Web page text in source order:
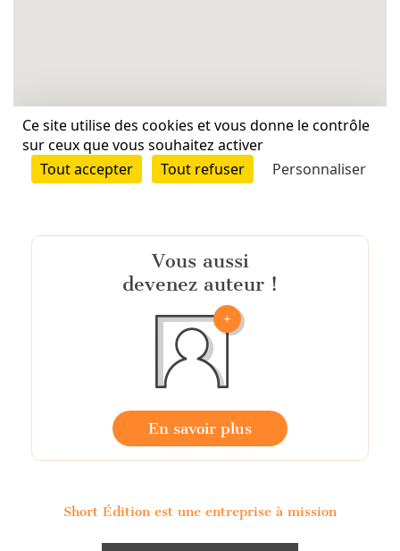
Vous aussi
devenez auteur !
En savoir plus
Short Édition est une entreprise à mission